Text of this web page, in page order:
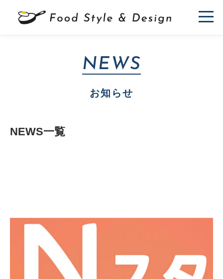
NEWS
お知らせ
NEWS一覧